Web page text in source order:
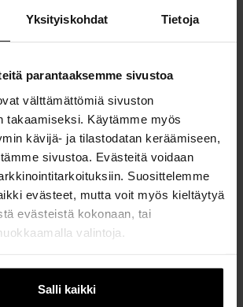
Yksityiskohdat Tietoja
parantaaksemme sivustoa
välttämättömiä sivuston
takaamiseksi. Käytämme myös
kävijä- ja tilastodatan keräämiseen,
sivustoa. Evästeitä voidaan
Suosittelemme
evästeet, mutta voit myös kieltäytyä
evästeistä kokonaan, tai
valintoja.
myöhemmin, voit muokata asetuksia
sivun alalaidassa.
Salli kaikki
Aalto University, valkoinen XXS
kpl
Yhteensä: 25,00 €
25,00 €/kpl
LISÄÄ OSTOSKORIIN